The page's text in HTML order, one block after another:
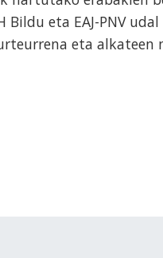
Bildu eta EAJ-PNV
eta alkateen